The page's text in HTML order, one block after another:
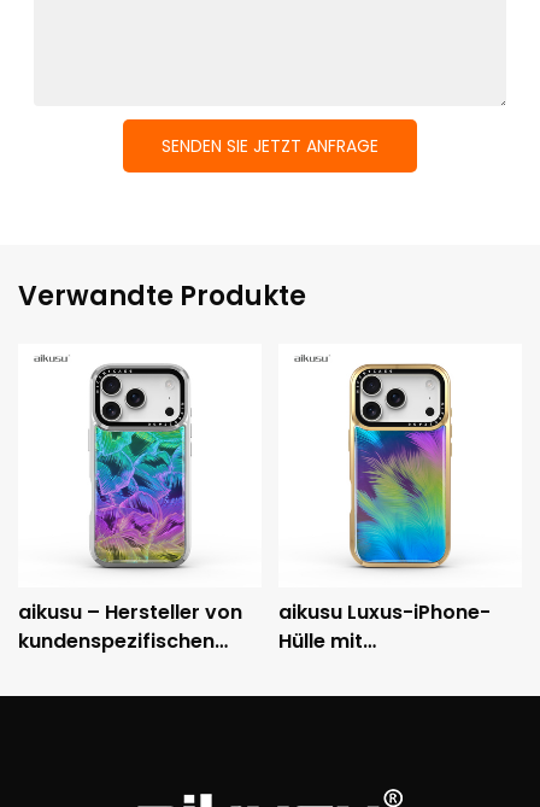
SENDEN SIE JETZT ANFRAGE
Verwandte Produkte
aikusu – Hersteller von
kundenspezifischen
Handyhüllen – 3M-
aikusu Luxus-iPhone-
Hülle mit
metallisch